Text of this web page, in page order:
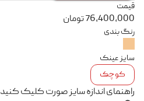
قیمت
76,400,000تومان
رنگ بندی
سایز عینک
کوچک
راهنمای اندازه سایز صورت کلیک کنید